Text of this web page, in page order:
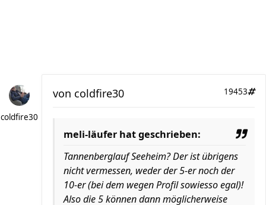
coldfire30
19453
von coldfire30
meli-läufer hat geschrieben:
Tannenberglauf Seeheim? Der ist übrigens
nicht vermessen, weder der 5-er noch der
10-er (bei dem wegen Profil sowiesso egal)!
Also die 5 können dann möglicherweise